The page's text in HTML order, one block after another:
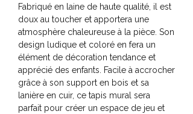
Fabriqué en laine de haute qualité, il est
doux au toucher et apportera une
atmosphère chaleureuse à la pièce. Son
design ludique et coloré en fera un
élément de décoration tendance et
apprécié des enfants. Facile à accrocher
grâce à son support en bois et sa
lanière en cuir, ce tapis mural sera
parfait pour créer un espace de jeu et